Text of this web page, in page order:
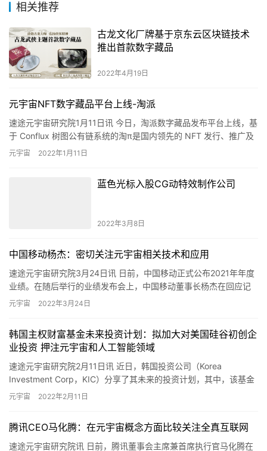
相关推荐
古龙文化厂牌基于京东云区块链技术
推出首款数字藏品
2022年4月19日
元宇宙NFT数字藏品平台上线-淘派
速途元宇宙研究院1月11日讯 今日，淘派数字藏品发布平台上线，基
于 Conflux 树图公有链系统的淘π是国内领先的 NFT 发行、推广及
交易平台。据了解，用户可通过微信支付、支付…
元宇宙 2022年1月11日
蓝色光标入股CG动特效制作公司
2022年3月8日
中国移动杨杰：密切关注元宇宙相关技术和应用
速途元宇宙研究院3月24日讯 日前，中国移动正式公布2021年年度
业绩。在随后举行的业绩发布会上，中国移动董事长杨杰在回应记
者提问时表示，中国移动密切关注元宇宙相关技术和应用，并已…
元宇宙 2022年3月24日
韩国主权财富基金未来投资计划：拟加大对美国硅谷初创企
业投资 押注元宇宙和人工智能领域
速途元宇宙研究院2月11日讯 近日，韩国投资公司（Korea
Investment Corp，KIC）分享了其未来的投资计划，其中，该基金
拟加大对美国硅谷初创企业的投资，并寻求通过…
元宇宙 2022年2月11日
腾讯CEO马化腾：在元宇宙概念方面比较关注全真互联网
速途元宇宙研究院讯 日前，腾讯董事会主席兼首席执行官马化腾在